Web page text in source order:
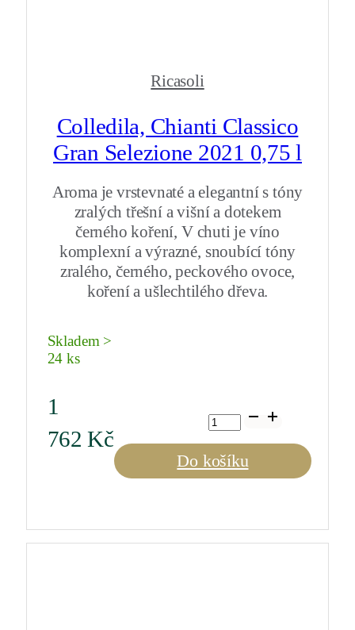
Ricasoli
Colledila, Chianti Classico
Gran Selezione 2021 0,75 l
Aroma je vrstevnaté a elegantní s tóny
zralých třešní a višní a dotekem
černého koření, V chuti je víno
komplexní a výrazné, snoubící tóny
zralého, černého, peckového ovoce,
koření a ušlechtilého dřeva.
Skladem >
24 ks
1
762Kč
Colledila,
Chianti
Classico
Gran
Selezione
množství
Do košíku